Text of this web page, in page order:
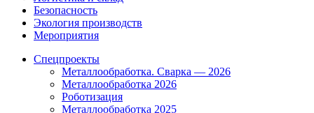
Безопасность
Экология производств
Мероприятия
Спецпроекты
Металлообработка. Сварка — 2026
Металлообработка 2026
Роботизация
Металлообработка 2025